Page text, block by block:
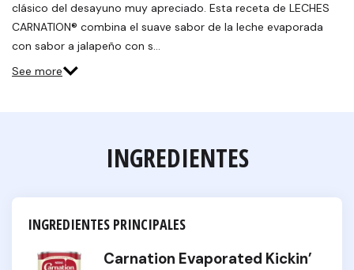
clásico del desayuno muy apreciado. Esta receta de LECHES
CARNATION® combina el suave sabor de la leche evaporada
con sabor a jalapeño con s…
See more
INGREDIENTES
INGREDIENTES PRINCIPALES
Carnation Evaporated Kickin’